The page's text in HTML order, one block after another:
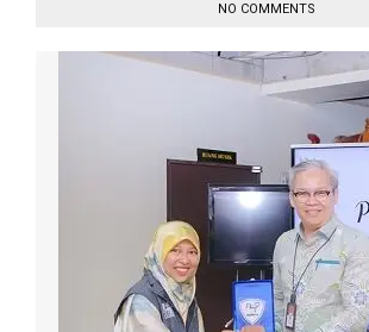
NO COMMENTS